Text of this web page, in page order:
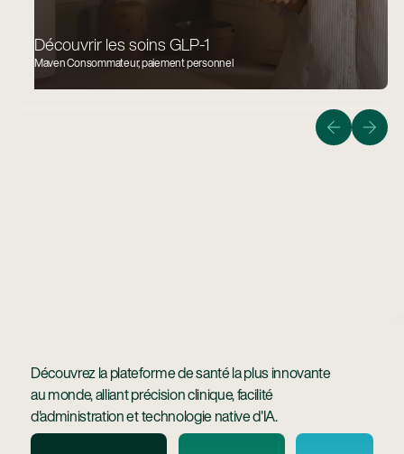
Découvrir les soins GLP-1
Maven Consommateur, paiement personnel
Guider les membres vers le chemin le plus rapide, le
Découvrez la plateforme de santé la plus innovante
au monde, alliant précision clinique, facilité
d'administration et technologie native d'IA.